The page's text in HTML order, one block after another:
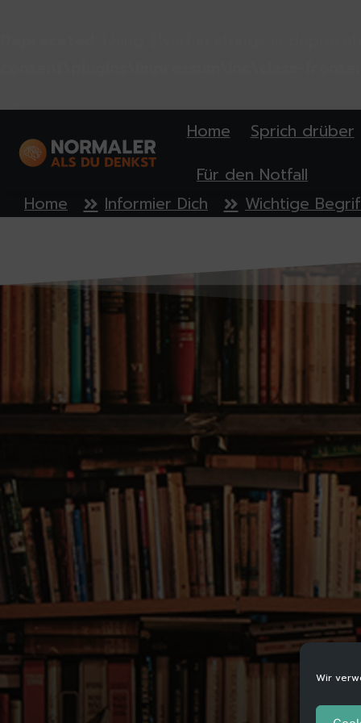
Wir
Home
Sprich drüber
Für den Notfall
Home
Informier Dich Wichtige